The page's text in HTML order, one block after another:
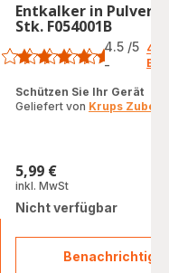
Entkalker in
Stk. F054001B
Bewertung
4.5 /5
-
49
Schützen Sie Ihr Gerät
Geliefert von Krups
Preis
5,99 €
inkl. MwSt
Nicht verfügbar